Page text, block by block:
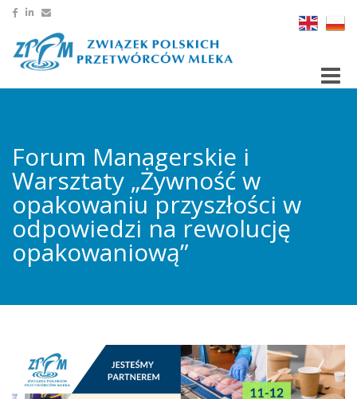
Forum Managerskie i
Warsztaty „Żywność w
opakowaniu przyszłości w
odpowiedzi na rewolucję
opakowaniową”